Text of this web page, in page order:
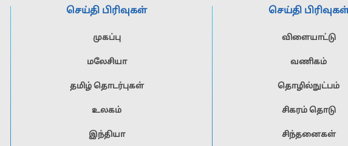
செய்தி பிரிவுகள்
முகப்பு
மலேசியா
தமிழ் தொடர்புகள்
உலகம்
இந்தியா
செய்தி
விளையாட்டு
வணிகம்
தொழில்நுட்பம்
சிகரம் தொடு
சிந்தனைகள்